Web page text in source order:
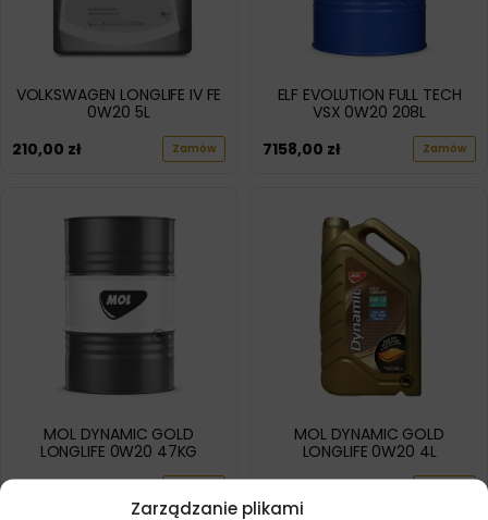
Zarządzanie plikami
VOLKSWAGEN LONGLIFE IV FE
0W20 5L
210,00 zł Zamów
ELF EVOLUTION FULL TECH
VSX 0W20 208L
7158,00 zł Zamów
MOL DYNAMIC GOLD
LONGLIFE 0W20 47KG
MOL DYNAMIC GOLD
LONGLIFE 0W20 4L